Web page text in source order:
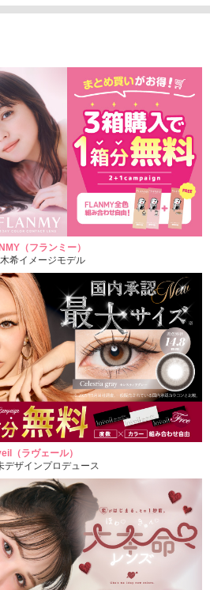
（フランミー）
希イメージモデル
（ラヴェール）
デザインプロデュース